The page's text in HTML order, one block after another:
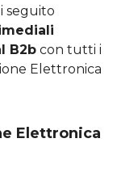
seguito
B2b con tutti i
Elettronica
Elettronica